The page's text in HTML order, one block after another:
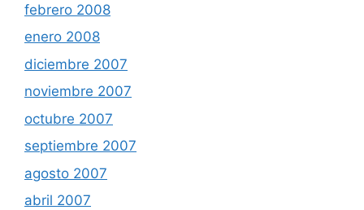
febrero 2008
enero 2008
diciembre 2007
noviembre 2007
octubre 2007
septiembre 2007
agosto 2007
abril 2007